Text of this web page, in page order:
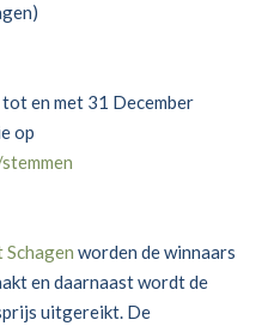
tot en met 31 December
op
worden de winnaars
en daarnaast wordt de
uitgereikt. De